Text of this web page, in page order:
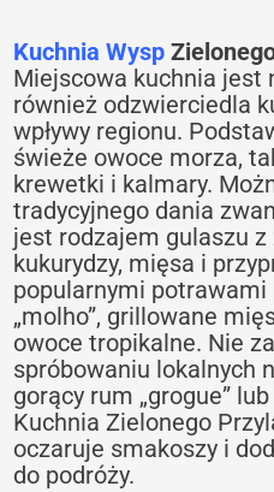
Kuchnia Wysp
Miejscowa kuchnia jest
również odzwierciedla
wpływy regionu.
świeże owoce morza,
krewetki i kalmary.
tradycyjnego dania
jest rodzajem gulaszu z
kukurydzy, mięsa i
popularnymi potrawami
„molho”, grillowane
owoce tropikalne. Nie
spróbowaniu lokalnych
gorący rum „grogue”
Kuchnia Zielonego
oczaruje smakoszy i
do podróży.